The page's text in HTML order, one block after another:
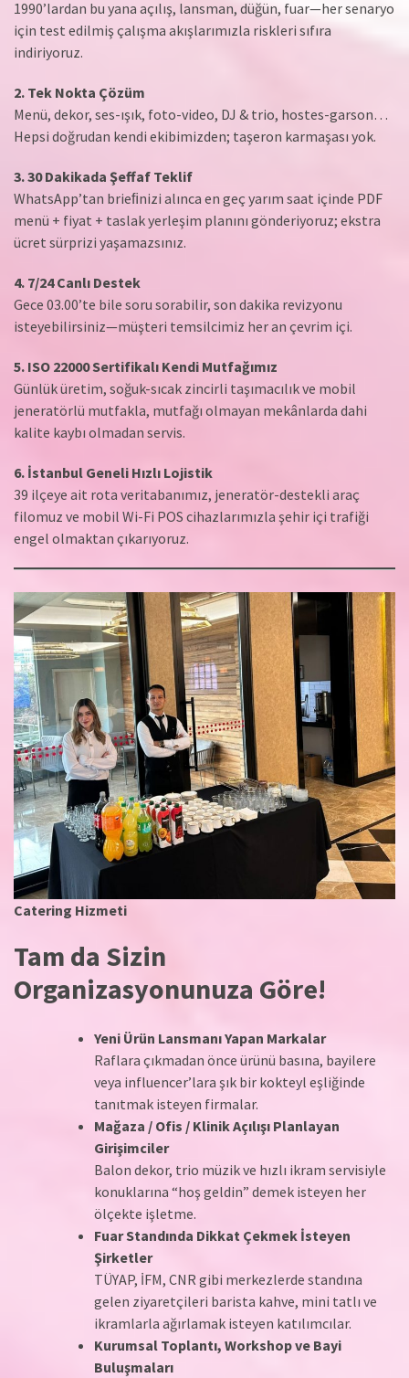
1990’lardan bu yana açılış, lansman, düğün, fuar—her senaryo
için test edilmiş çalışma akışlarımızla riskleri sıfıra
indiriyoruz.
2. Tek Nokta Çözüm
Menü, dekor, ses-ışık, foto-video, DJ & trio, hostes-garson…
Hepsi doğrudan kendi ekibimizden; taşeron karmaşası yok.
3. 30 Dakikada Şeffaf Teklif
WhatsApp’tan brieﬁnizi alınca en geç yarım saat içinde PDF
menü + fiyat + taslak yerleşim planını gönderiyoruz; ekstra
ücret sürprizi yaşamazsınız.
4. 7/24 Canlı Destek
Gece 03.00’te bile soru sorabilir, son dakika revizyonu
isteyebilirsiniz—müşteri temsilcimiz her an çevrim içi.
5. ISO 22000 Sertifikalı Kendi Mutfağımız
Günlük üretim, soğuk-sıcak zincirli taşımacılık ve mobil
jeneratörlü mutfakla, mutfağı olmayan mekânlarda dahi
kalite kaybı olmadan servis.
6. İstanbul Geneli Hızlı Lojistik
39 ilçeye ait rota veritabanımız, jeneratör-destekli araç
filomuz ve mobil Wi-Fi POS cihazlarımızla şehir içi trafiği
engel olmaktan çıkarıyoruz.
Catering Hizmeti
Tam da Sizin
Organizasyonunuza Göre!
Yeni Ürün Lansmanı Yapan Markalar
Raflara çıkmadan önce ürünü basına, bayilere
veya influencer’lara şık bir kokteyl eşliğinde
tanıtmak isteyen firmalar.
Mağaza / Ofis / Klinik Açılışı Planlayan
Girişimciler
Balon dekor, trio müzik ve hızlı ikram servisiyle
konuklarına “hoş geldin” demek isteyen her
ölçekte işletme.
Fuar Standında Dikkat Çekmek İsteyen
Şirketler
TÜYAP, İFM, CNR gibi merkezlerde standına
gelen ziyaretçileri barista kahve, mini tatlı ve
ikramlarla ağırlamak isteyen katılımcılar.
Kurumsal Toplantı, Workshop ve Bayi
Buluşmaları